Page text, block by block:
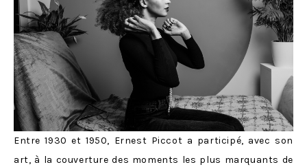
Entre 1930 et 1950, Ernest Piccot a participé, avec son
art, à la couverture des moments les plus marquants de